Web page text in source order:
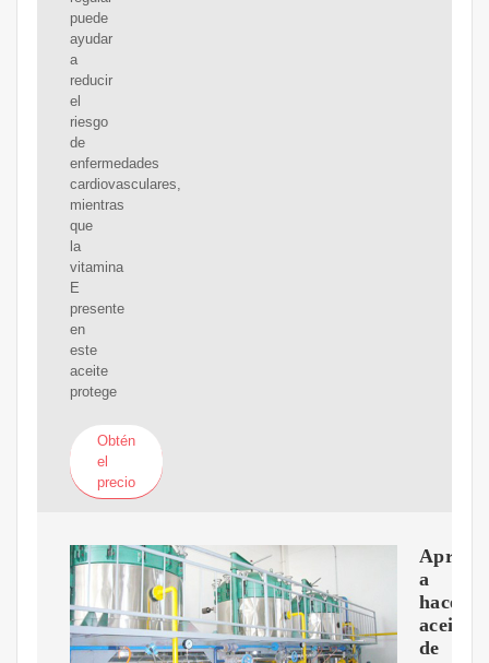
puede
ayudar
a
reducir
el
riesgo
de
enfermedades
cardiovasculares,
mientras
que
la
vitamina
E
presente
en
este
aceite
protege
Obtén
el
precio
a
hacer
aceite
de